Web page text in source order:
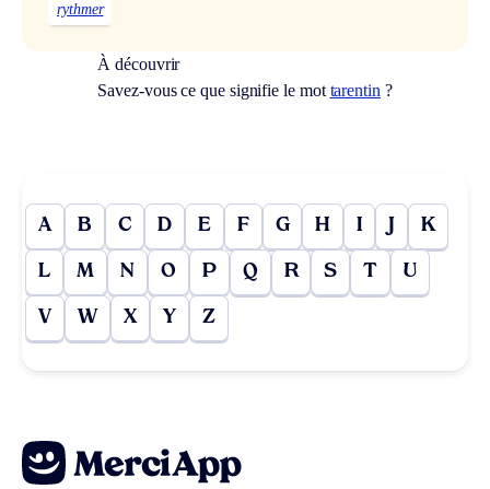
rythmer
À découvrir
Savez-vous ce que signifie le mot tarentin ?
A B C D E F G H I J K
L M N O P Q R S T U
V W X Y Z